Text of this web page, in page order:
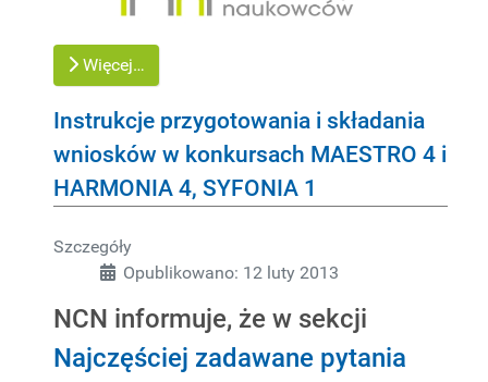
Więcej…
Instrukcje przygotowania i składania
wniosków w konkursach MAESTRO 4 i
HARMONIA 4, SYFONIA 1
Szczegóły
Opublikowano: 12 luty 2013
NCN informuje, że w sekcji
Najczęściej zadawane pytania